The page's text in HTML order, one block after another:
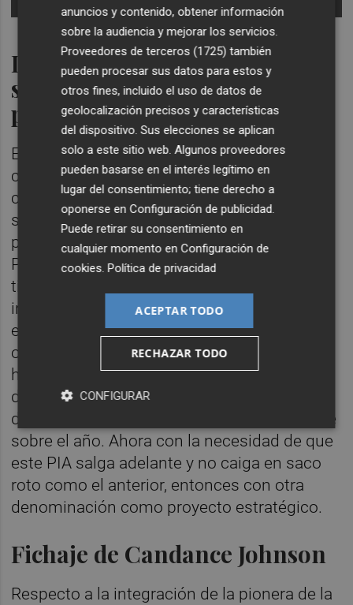
Los plazos del PIA, y un
segundo semestre de espera
para la aprobación definitiva
En cuanto a otras infraestructuras, en este
caso en Elche, y el Porta d'Elx, donde se
construiría la gran factoría de cohetes en
serie del Miura 5, la compañía está con los
pasos administrativos requeridos para el
Proyecto de Interés Autonómico (
tiene que avalar la Generalitat para agilizar la
instalación allí. El compromiso del Consell
es aprobarlo en septiembre u octubre. No
obstante, después de esa aprobación inicial,
habría otro periodo para la aprobación
definitiva de otros 5 o 6 meses. En definitiva,
desde el anuncio del PIA, se puede decir que
sobre el año. Ahora con la necesidad de que
este PIA salga adelante y no caiga en saco
roto como el anterior, entonces con otra
denominación como proyecto estratégico.
Fichaje de Candance Johnson
Respecto a la integración de la pionera de la
anuncios y contenido, obtener información
sobre la audiencia y mejorar los servicios.
Proveedores de terceros (1725) también
pueden procesar sus datos para estos y
otros fines, incluido el uso de datos de
geolocalización precisos y características
del dispositivo. Sus elecciones se aplican
solo a este sitio web. Algunos proveedores
pueden basarse en el interés legítimo en
lugar del consentimiento; tiene derecho a
oponerse enConfiguración de publicidad
Puede retirar su consentimiento en
cualquier momento enConfiguración de
cookies .Política de privacidad
ACEPTAR TODO
RECHAZAR TODO
CONFIGURAR